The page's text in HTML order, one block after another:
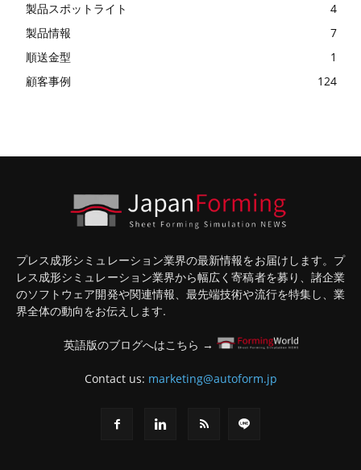
製品スポットライト
4
製品情報
7
順送金型
1
顧客事例
124
プレス成形シミュレーション業界の最新情報をお届けします。プ
レス成形シミュレーション業界から幅広く寄稿者を募り、諸企業
のソフトウェア開発や関連情報、最先端技術や流行を特集し、業
界全体の動向をお伝えします.
英語版のブログへはこちら →
Contact us: marketing@autoform.jp